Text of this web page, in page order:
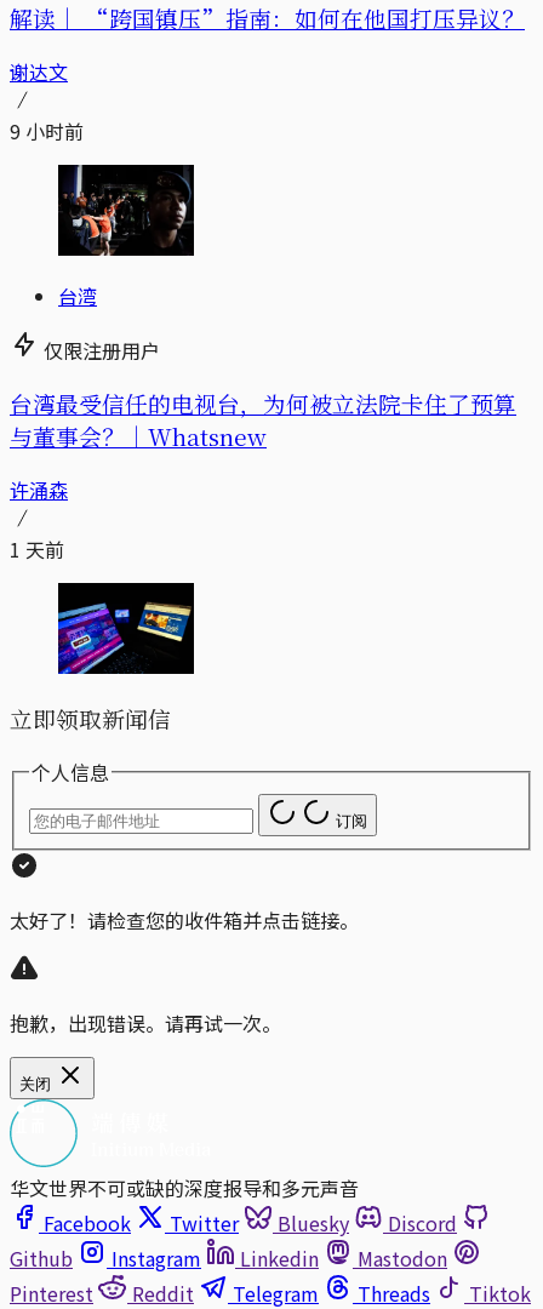
解读｜ “跨国镇压”指南：如何在他国打压异议？
谢达文
9 小时前
台湾
仅限注册用户
台湾最受信任的电视台，为何被立法院卡住了预算
与董事会？｜Whatsnew
许涌森
1 天前
立即领取新闻信
个人信息
订阅
太好了！请检查您的收件箱并点击链接。
抱歉，出现错误。请再试一次。
关闭
华文世界不可或缺的深度报导和多元声音
Facebook
Twitter Bluesky
Discord
Github
Instagram Linkedin
Mastodon
Pinterest
Reddit Telegram Threads
Tiktok